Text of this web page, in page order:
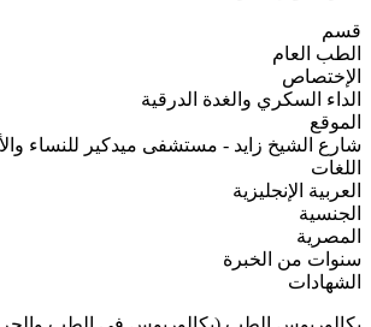
قسم
الطب العام
الإختصاص
الداء السكري والغدة الدرقية
الموقع
شارع الشيخ زايد - مستشفى ميدكير للنساء
اللغات
العربية الإنجليزية
الجنسية
المصرية
سنوات من الخبرة
الشهادات